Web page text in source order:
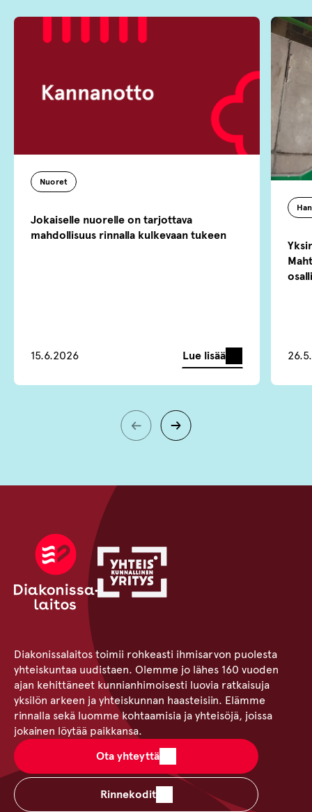
Nuoret
Jokaiselle nuorelle on tarjottava
mahdollisuus rinnalla kulkevaan tukeen
15.6.2026 Lue lisää
Diakonissalaitos toimii rohkeasti ihmisarvon puolesta
yhteiskuntaa uudistaen. Olemme jo lähes 160 vuoden
ajan kehittäneet kunnianhimoisesti luovia ratkaisuja
yksilön arkeen ja yhteiskunnan haasteisiin. Elämme
rinnalla sekä luomme kohtaamisia ja yhteisöjä, joissa
jokainen löytää paikkansa.
Ota yhteyttä
Rinnekodit